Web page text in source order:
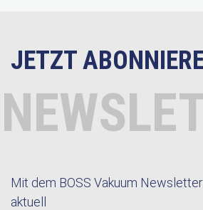
JETZT
Mit dem BOSS Vakuum
aktuell